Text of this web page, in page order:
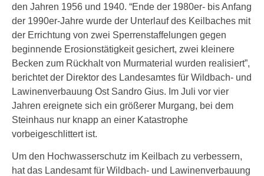
den Jahren 1956 und 1940. “Ende der 1980er- bis Anfang
der 1990er-Jahre wurde der Unterlauf des Keilbaches mit
der Errichtung von zwei Sperrenstaffelungen gegen
beginnende Erosionstätigkeit gesichert, zwei kleinere
Becken zum Rückhalt von Murmaterial wurden realisiert”,
berichtet der Direktor des Landesamtes für Wildbach- und
Lawinenverbauung Ost Sandro Gius. Im Juli vor vier
Jahren ereignete sich ein größerer Murgang, bei dem
Steinhaus nur knapp an einer Katastrophe
vorbeigeschlittert ist.
Um den Hochwasserschutz im Keilbach zu verbessern,
hat das Landesamt für Wildbach- und Lawinenverbauung